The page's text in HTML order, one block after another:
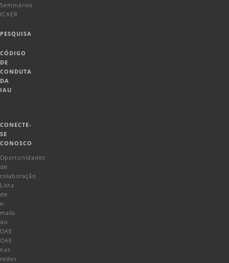
Seminários
ICAER
PESQUISA
CÓDIGO
DE
CONDUTA
DA
IAU
CONECTE-
SE
CONOSCO
Oportunidades
de
colaboração
Lista
de
e-
mails
do
OAE
OAE
nas
redes